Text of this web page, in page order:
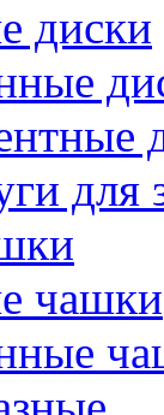
диски
для
чашки